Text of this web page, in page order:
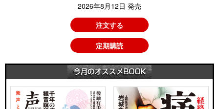
2026年8月12日 発売
注文する
定期購読